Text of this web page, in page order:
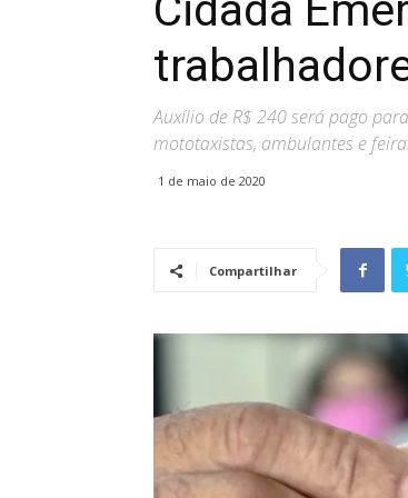
Auxílio de R$ 240 será pago
mototaxistas, ambulantes e
1 de maio de 2020
Compartilhar